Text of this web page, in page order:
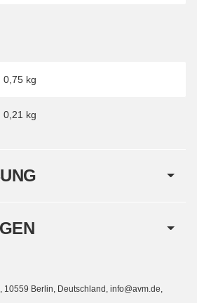
0,75 kg
0,21 kg
10559 Berlin, Deutschland, info@avm.de,